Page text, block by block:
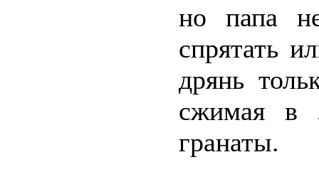
но папа
спрятать
дрянь
сжимая в
гранаты.